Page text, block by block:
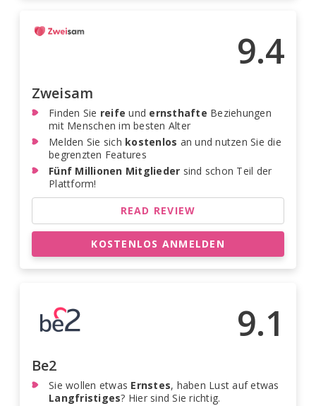
9.4
Zweisam
Finden Sie reife und ernsthafte Beziehungen
mit Menschen im besten Alter
Melden Sie sich kostenlos an und nutzen Sie die
begrenzten Features
Fünf Millionen Mitglieder sind schon Teil der
Plattform!
READ REVIEW
KOSTENLOS ANMELDEN
9.1
Be2
Sie wollen etwas Ernstes, haben Lust auf etwas
Langfristiges? Hier sind Sie richtig.